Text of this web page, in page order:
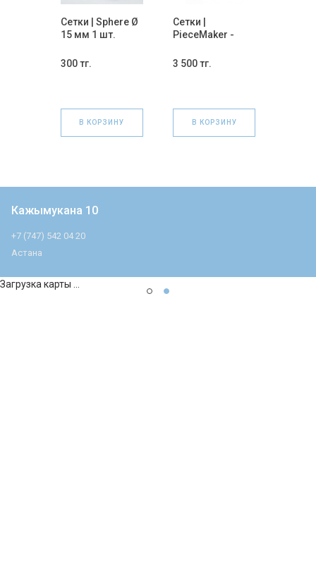
Сетки | Sphere Ø
15 мм 1 шт.
300 тг.
В КОРЗИНУ
Сетки |
PieceMaker -
мм 1 шт.
3 500 тг.
В КОРЗИНУ
Кажымукана 10
+7 (747) 542 04 20
Астана
Загрузка карты ...